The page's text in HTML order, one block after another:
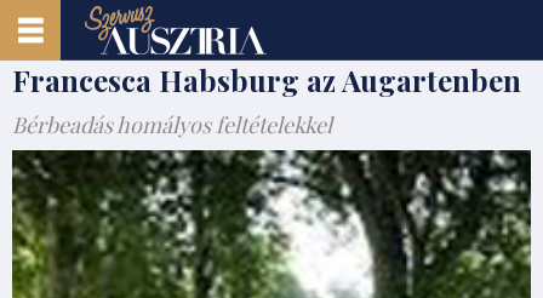
Francesca Habsburg az Augartenben
Bérbeadás homályos feltételekkel